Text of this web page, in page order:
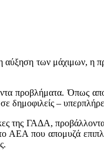
των μάχιμων, η
προβλήματα. Όπως
–
της ΓΑΔΑ,
ΑΕΑ που απομυζά